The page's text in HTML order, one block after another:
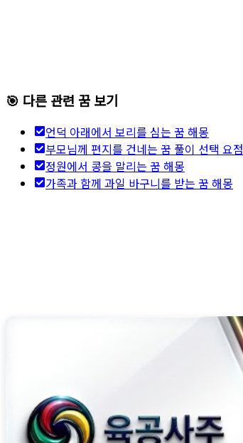
🎯 다른 관련 꿈 보기
언덕 아래에서 보리를 심는 꿈 해몽
부모님께 편지를 건네는 꿈 풀이 선택 요점
정원에서 콩을 말리는 꿈 해몽
가족과 함께 과일 바구니를 받는 꿈 해몽